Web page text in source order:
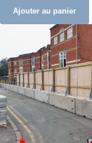
Ajouter au panier